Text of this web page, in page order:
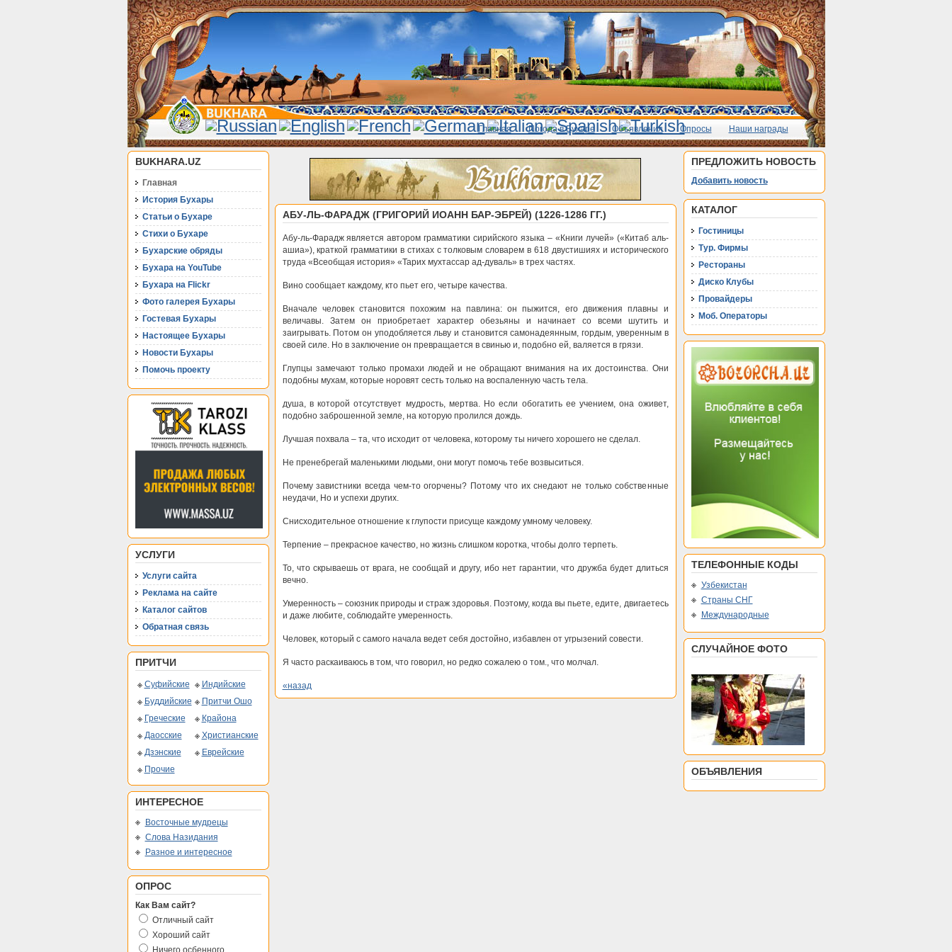
Главная Погода в Бухаре Объявления Опросы Наши награды
BUKHARA.UZ
Главная
История Бухары
Статьи о Бухаре
Стихи о Бухаре
Бухарские обряды
Бухара на YouTube
Бухара на Flickr
Фото галерея Бухары
Гостевая Бухары
Настоящее Бухары
Новости Бухары
Помочь проекту
УСЛУГИ
Услуги сайта
Реклама на сайте
Каталог сайтов
Обратная связь
ПРИТЧИ
Суфийские
Индийские
Буддийские
Притчи Ошо
Греческие
Крайона
Даосские
Христианские
Дзэнские
Еврейские
Прочие
ИНТЕРЕСНОЕ
Восточные мудрецы
Слова Назидания
Разное и интересное
ОПРОС
Как Вам сайт?
Отличный сайт
Хороший сайт
Ничего осбенного
АБУ-ЛЬ-ФАРАДЖ (ГРИГОРИЙ ИОАНН БАР-ЭБРЕЙ) (1226-1286 ГГ.)
Абу-ль-Фарадж является автором грамматики сирийского языка – «Книги лучей» («Китаб аль-
ашиа»), краткой грамматики в стихах с толковым словарем в 618 двустишиях и исторического
труда «Всеобщая история» «Тарих мухтассар ад-дуваль» в трех частях.
Вино сообщает каждому, кто пьет его, четыре качества.
Вначале человек становится похожим на павлина: он пыжится, его движения плавны и
величавы. Затем он приобретает характер обезьяны и начинает со всеми шутить и
заигрывать. Потом он уподобляется льву и становится самонадеянным, гордым, уверенным в
своей силе. Но в заключение он превращается в свинью и, подобно ей, валяется в грязи.
Глупцы замечают только промахи людей и не обращают внимания на их достоинства. Они
подобны мухам, которые норовят сесть только на воспаленную часть тела.
душа, в которой отсутствует мудрость, мертва. Но если обогатить ее учением, она оживет,
подобно заброшенной земле, на которую пролился дождь.
Лучшая похвала – та, что исходит от человека, которому ты ничего хорошего не сделал.
Не пренебрегай маленькими людьми, они могут помочь тебе возвыситься.
Почему завистники всегда чем-то огорчены? Потому что их снедают не только собственные
неудачи, Но и успехи других.
Снисходительное отношение к глупости присуще каждому умному человеку.
Терпение – прекрасное качество, но жизнь слишком коротка, чтобы долго терпеть.
То, что скрываешь от врага, не сообщай и другу, ибо нет гарантии, что дружба будет длиться
вечно.
Умеренность – союзник природы и страж здоровья. Поэтому, когда вы пьете, едите, двигаетесь
и даже любите, соблюдайте умеренность.
Человек, который с самого начала ведет себя достойно, избавлен от угрызений совести.
Я часто раскаиваюсь в том, что говорил, но редко сожалею о том., что молчал.
«назад
ПРЕДЛОЖИТЬ НОВОСТЬ
Добавить новость
КАТАЛОГ
Гостиницы
Тур. Фирмы
Рестораны
Диско Клубы
Провайдеры
Моб. Операторы
ТЕЛЕФОННЫЕ КОДЫ
Узбекистан
Страны СНГ
Международные
СЛУЧАЙНОЕ ФОТО
ОБЪЯВЛЕНИЯ